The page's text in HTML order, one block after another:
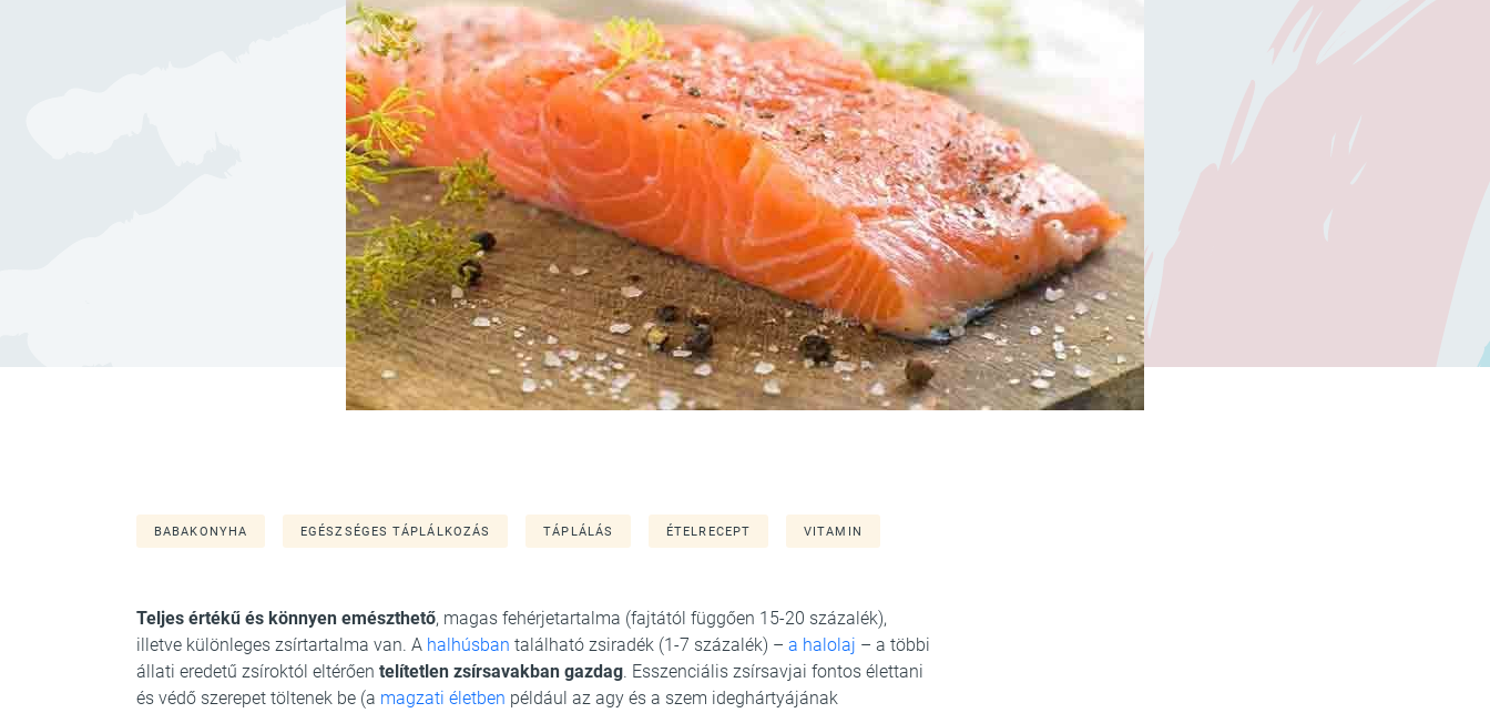
BABAKONYHA EGÉSZSÉGES TÁPLÁLKOZÁS TÁPLÁLÁS ÉTELRECEPT VITAMIN
Teljes értékű és könnyen emészthető, magas fehérjetartalma (fajtától függően 15-20 százalék),
illetve különleges zsírtartalma van. A halhúsban található zsiradék (1-7 százalék) – a halolaj – a többi
állati eredetű zsíroktól eltérően telítetlen zsírsavakban gazdag. Esszenciális zsírsavjai fontos élettani
és védő szerepet töltenek be (a magzati életben például az agy és a szem ideghártyájának